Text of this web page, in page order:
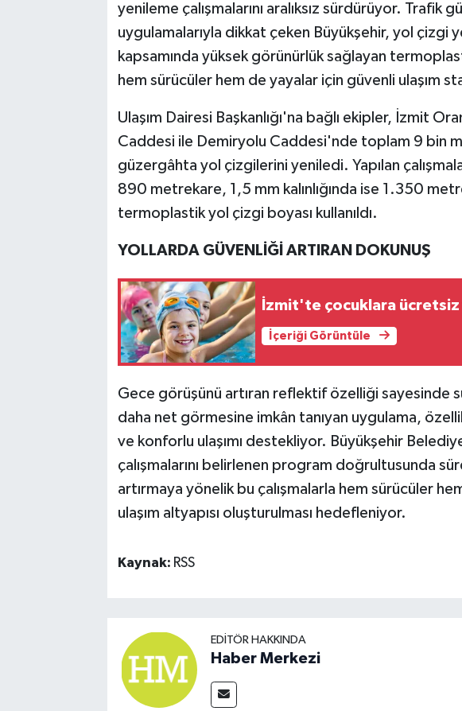
yenileme çalışmalarını aralıksız sürdürüyor. Trafik
uygulamalarıyla dikkat çeken Büyükşehir, yol çizgi
kapsamında yüksek görünürlük sağlayan
hem sürücüler hem de yayalar için güvenli ulaşım
Ulaşım Dairesi Başkanlığı'na bağlı ekipler, İzmit
Caddesi ile Demiryolu Caddesi'nde toplam 9 bin
güzergâhta yol çizgilerini yeniledi. Yapılan
890 metrekare, 1,5 mm kalınlığında ise 1.350
termoplastik yol çizgi boyası kullanıldı.
YOLLARDA GÜVENLİĞİ ARTIRAN DOKUNUŞ
İzmit'te çocuklara
İçeriği Görüntüle
Gece görüşünü artıran reflektif özelliği sayesinde
daha net görmesine imkân tanıyan uygulama,
ve konforlu ulaşımı destekliyor. Büyükşehir
çalışmalarını belirlenen program doğrultusunda
artırmaya yönelik bu çalışmalarla hem sürücüler
ulaşım altyapısı oluşturulması hedefleniyor.
Kaynak: RSS
EDITÖR HAKKINDA
Haber Merkezi